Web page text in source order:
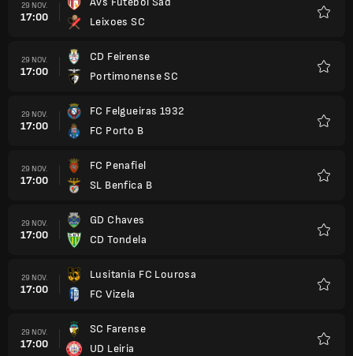
29 NOV.
17:00
Leixoes SC
29 NOV.
17:00
CD Feirense
Portimonense SC
29 NOV.
17:00
FC Felgueiras 1932
FC Porto B
29 NOV.
17:00
FC Penafiel
SL Benfica B
29 NOV.
17:00
GD Chaves
CD Tondela
29 NOV.
17:00
Lusitania FC Lourosa
FC Vizela
29 NOV.
17:00
SC Farense
UD Leiria